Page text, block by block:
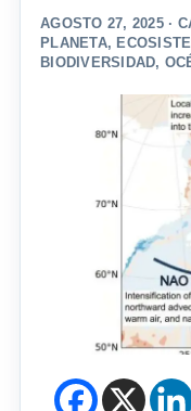
AGOSTO 27, 2025 ·
PLANETA,
BIODIVERSIDAD,